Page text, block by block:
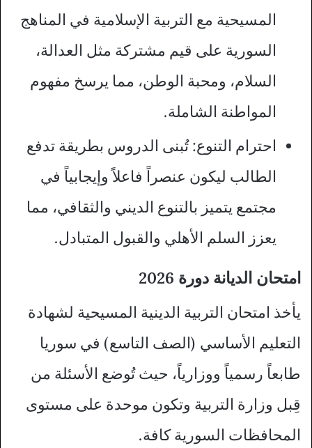
المسيحية مع التربية الإسلامية في المناهج
السورية على قيم مشتركة مثل العدالة،
السلام، ومحبة الوطن، مما يرسخ مفهوم
المواطنة الشاملة.
احترام التنوع: تُبنى الدروس بطريقة تدفع
الطالب ليكون عنصراً فاعلاً وإيجابياً في
مجتمع يتميز بالتنوع الديني والثقافي، مما
يعزز السلم الأهلي والقبول المتبادل.
امتحان الديانة دورة 2026
يأخذ امتحان التربية الدينية المسيحية لشهادة
التعليم الأساسي (الصف التاسع) في سوريا
طابعاً رسمياً ووزارياً، حيث تُوضع الأسئلة من
قِبل وزارة التربية وتكون موحدة على مستوى
المحافظات السورية كافة.